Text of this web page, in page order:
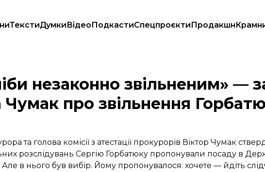
ТекстиДумкиВідеоПодкастиСпецпроєктиПродакшн
заступник генпрокурора Чумак про звільнення Горбатюка
незаконно звільненим» —
про звільнення
та голова комісії з атестації прокурорів Віктор Чумак
розслідувань Сергію Горбатюку пропонували посаду в
в нього був вибір. Йому пропонувалося: хочете — йдіть